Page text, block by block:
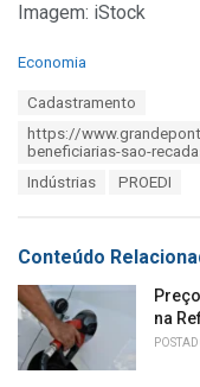
Imagem: iStock
C
s
Economia
Cadastramento
https://
beneficiarias-sao-
Indústrias
PROEDI
Conteúdo
na